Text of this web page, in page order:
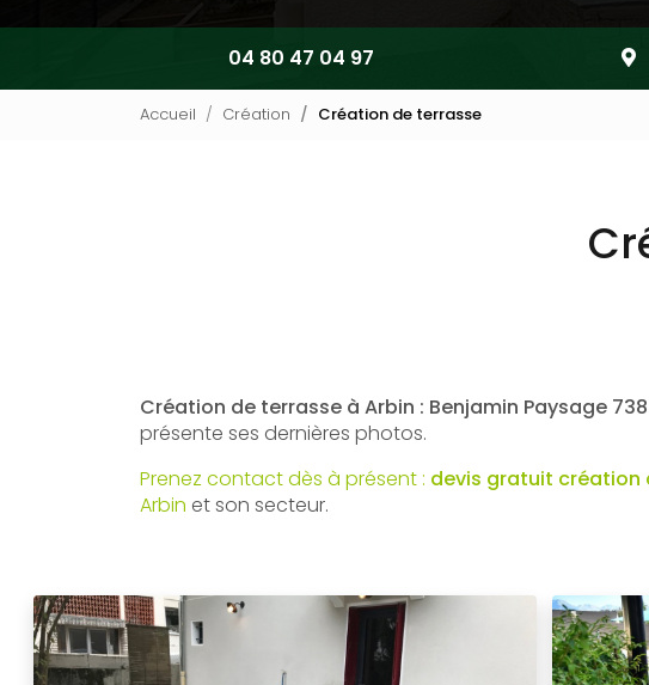
04 80 47 04 97
Accueil Création Création de terrasse
Création de terrasse à Arbin : Benjamin Paysage 738
présente ses dernières photos.
Prenez contact dès à présent : devis gratuit création
Arbin et son secteur.